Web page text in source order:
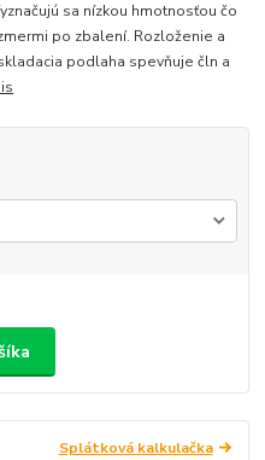
sa nízkou hmotnosťou čo
po zbalení. Rozloženie a
podlaha spevňuje čln a
Splátková kalkulačka